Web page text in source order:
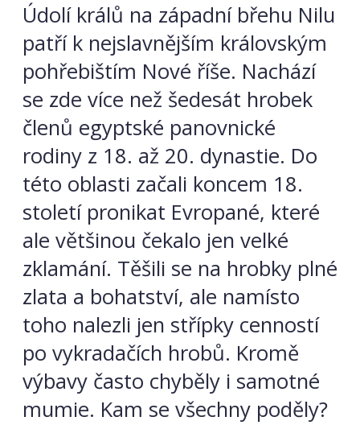
Údolí králů na západní břehu Nilu
patří k nejslavnějším královským
pohřebištím Nové říše. Nachází
se zde více než šedesát hrobek
členů egyptské panovnické
rodiny z 18. až 20. dynastie. Do
této oblasti začali koncem 18.
století pronikat Evropané, které
ale většinou čekalo jen velké
zklamání. Těšili se na hrobky plné
zlata a bohatství, ale namísto
toho nalezli jen střípky cenností
po vykradačích hrobů. Kromě
výbavy často chyběly i samotné
mumie. Kam se všechny poděly?